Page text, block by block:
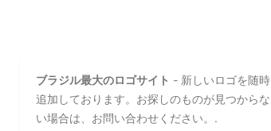
ブラジル最大のロゴサイト - 新しいロゴを随時
追加しております。お探しのものが見つからな
い場合は、お問い合わせください。.